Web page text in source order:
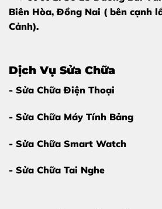
Biên Hòa, Đồng Nai ( bên cạnh
Cảnh).
Dịch Vụ Sửa Chữa
- Sửa Chữa Điện Thoại
- Sửa Chữa Máy Tính Bảng
- Sửa Chữa Smart Watch
- Sửa Chữa Tai Nghe